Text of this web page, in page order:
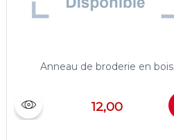
Anneau de broderie en bois
12,00